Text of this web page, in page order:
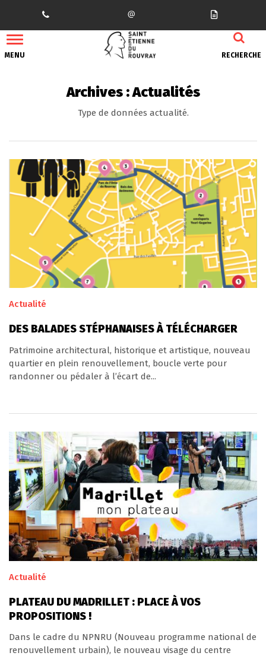
MENU RECHERCHE
Archives :Actualités
Type de données actualité.
Actualité
DES BALADES STÉPHANAISES À TÉLÉCHARGER
Patrimoine architectural, historique et artistique, nouveau
quartier en plein renouvellement, boucle verte pour
randonner ou pédaler à l’écart de...
Actualité
PLATEAU DU MADRILLET : PLACE À VOS
PROPOSITIONS !
Dans le cadre du NPNRU (Nouveau programme national de
renouvellement urbain), le nouveau visage du centre